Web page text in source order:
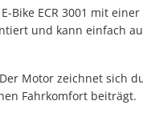
Bike ECR 3001 mit
und kann einfach
Motor zeichnet sich
Fahrkomfort beiträgt.